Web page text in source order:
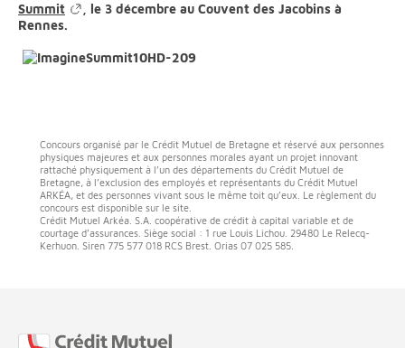
Summit
, le 3 décembre au Couvent des Jacobins à
Rennes.
Concours organisé par le Crédit Mutuel de Bretagne et réservé aux personnes
physiques majeures et aux personnes morales ayant un projet innovant
rattaché physiquement à l’un des départements du Crédit Mutuel de
Bretagne, à l’exclusion des employés et représentants du Crédit Mutuel
ARKÉA, et des personnes vivant sous le même toit qu’eux. Le règlement du
concours est disponible sur le site.
Crédit Mutuel Arkéa. S.A. coopérative de crédit à capital variable et de
courtage d’assurances. Siège social : 1 rue Louis Lichou. 29480 Le Relecq-
Kerhuon. Siren 775 577 018 RCS Brest. Orias 07 025 585.
Fin de page